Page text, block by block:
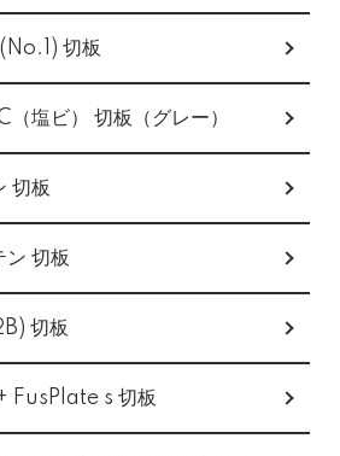
切板
塩ビ） 切板（グレー）
切板
ン 切板
切板
FusPlate s 切板